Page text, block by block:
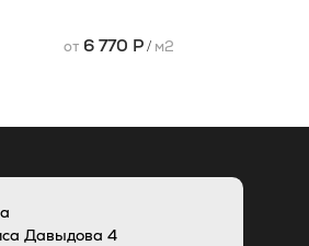
от 6 770 Р/ м2
Давыдова 4